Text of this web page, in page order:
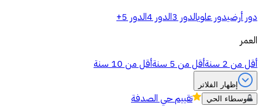
دور أرضيدور علويالدور 3 الدور 4 الدور 5+
العمر
أقل من 2 سنة
أقل من 5 سنة أقل من 10 سنة
إظهار الفلاتر
وسطاء الحي
تقييمحي الصدفة